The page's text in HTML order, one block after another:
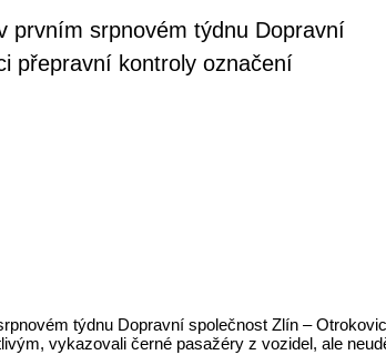
prvním srpnovém týdnu Dopravní
přepravní kontroly označení
týdnu Dopravní společnost Zlín –
vykazovali černé pasažéry z vozidel, ale